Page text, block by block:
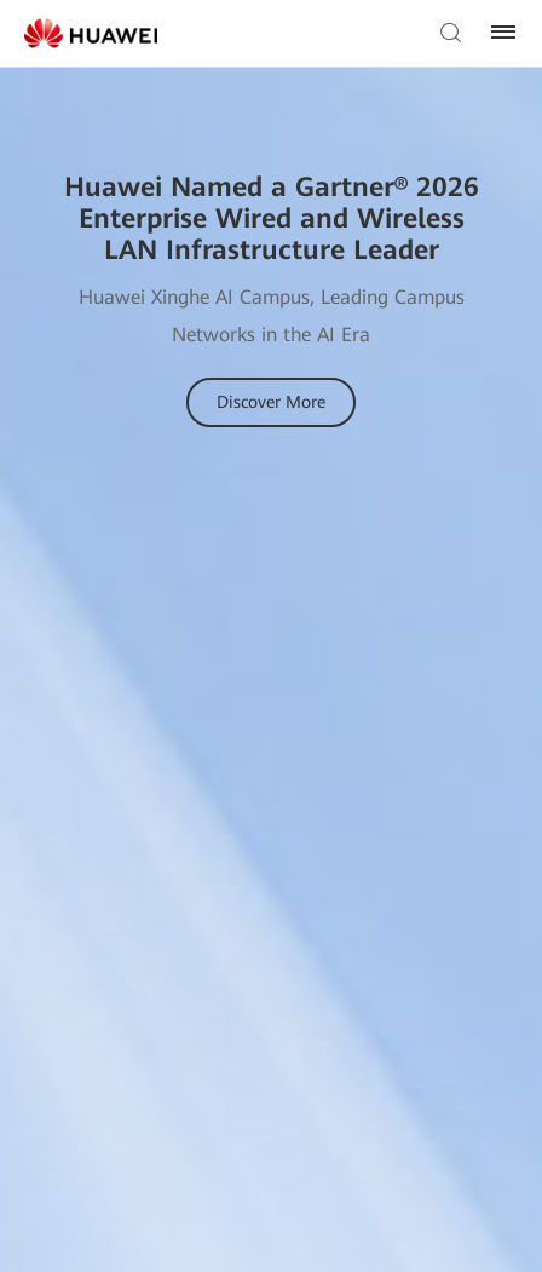
Huawei Named a Gartner® 2026
Enterprise Wired and Wireless
LAN Infrastructure Leader
Huawei Xinghe AI Campus, Leading Campus
Networks in the AI Era
Discover More